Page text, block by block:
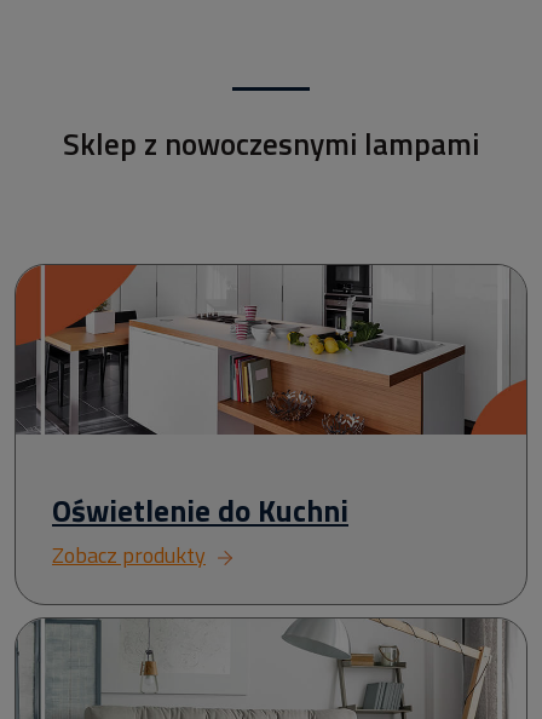
Sklep z nowoczesnymi lampami
Oświetlenie do Kuchni
Zobacz produkty